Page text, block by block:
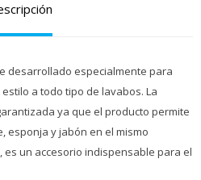
desarrollado especialmente para
a todo tipo de lavabos. La
ya que el producto permite
esponja y jabón en el mismo
es un accesorio indispensable para el